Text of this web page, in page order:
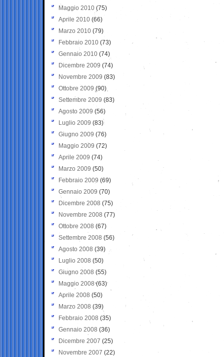
Maggio 2010 (75)
Aprile 2010 (66)
Marzo 2010 (79)
Febbraio 2010 (73)
Gennaio 2010 (74)
Dicembre 2009 (74)
Novembre 2009 (83)
Ottobre 2009 (90)
Settembre 2009 (83)
Agosto 2009 (56)
Luglio 2009 (83)
Giugno 2009 (76)
Maggio 2009 (72)
Aprile 2009 (74)
Marzo 2009 (50)
Febbraio 2009 (69)
Gennaio 2009 (70)
Dicembre 2008 (75)
Novembre 2008 (77)
Ottobre 2008 (67)
Settembre 2008 (56)
Agosto 2008 (39)
Luglio 2008 (50)
Giugno 2008 (55)
Maggio 2008(63)
Aprile 2008 (50)
Marzo 2008 (39)
Febbraio 2008 (35)
Gennaio 2008 (36)
Dicembre 2007 (25)
Novembre 2007 (22)